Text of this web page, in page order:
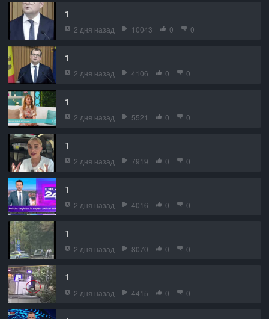
1
2 дня назад 10043 0 0
1
2 дня назад 4106 0 0
1
2 дня назад 5521 0 0
1
2 дня назад 7919 0 0
1
2 дня назад 4016 0 0
1
2 дня назад 8070 0 0
1
2 дня назад 4415 0 0